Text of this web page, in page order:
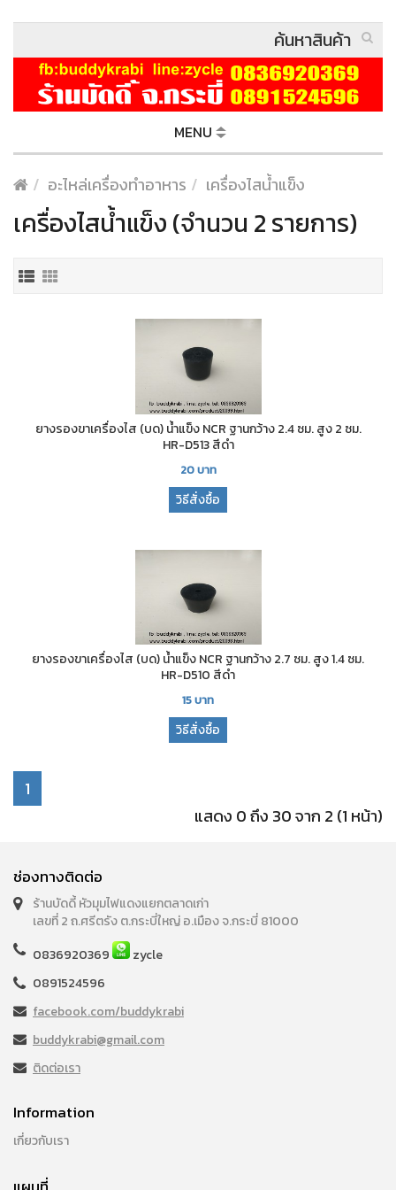
MENU
อะไหล่เครื่องทำอาหาร เครื่องไสน้ำแข็ง
เครื่องไสน้ำแข็ง (จำนวน 2 รายการ)
ยางรองขาเครื่องไส (บด) น้ำแข็ง NCR ฐานกว้าง 2.4 ซม. สูง 2 ซม.
HR-D513 สีดำ
20บาท
วิธีสั่งซื้อ
ยางรองขาเครื่องไส (บด) น้ำแข็ง NCR ฐานกว้าง 2.7 ซม. สูง 1.4 ซม.
HR-D510 สีดำ
15บาท
วิธีสั่งซื้อ
1
แสดง 0 ถึง 30 จาก 2 (1 หน้า)
ช่องทางติดต่อ
ร้านบัดดี้ หัวมุมไฟแดงแยกตลาดเก่า
เลขที่ 2 ถ.ศรีตรัง ต.กระบี่ใหญ่ อ.เมือง จ.กระบี่ 81000
0836920369
zycle
0891524596
facebook.com/buddykrabi
buddykrabi@gmail.com
ติดต่อเรา
Information
เกี่ยวกับเรา